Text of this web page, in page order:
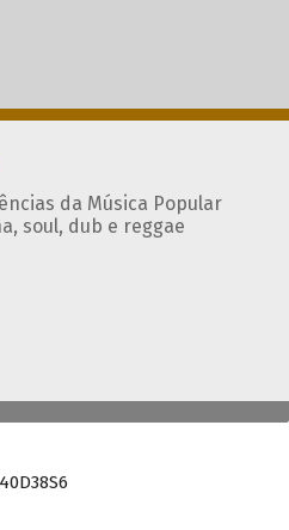
da Música Popular
soul, dub e reggae